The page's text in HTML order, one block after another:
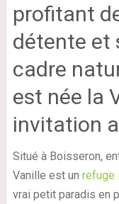
profitant
détente et
cadre
est née la
invitation
Situé à Boisseron,
Vanille est un refuge
vrai petit paradis en